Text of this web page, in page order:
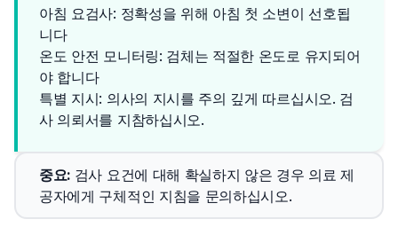
아침 요검사: 정확성을 위해 아침 첫 소변이 선호됩
니다
온도 안전 모니터링: 검체는 적절한 온도로 유지되어
야 합니다
특별 지시: 의사의 지시를 주의 깊게 따르십시오. 검
사 의뢰서를 지참하십시오.
중요: 검사 요건에 대해 확실하지 않은 경우 의료 제
공자에게 구체적인 지침을 문의하십시오.